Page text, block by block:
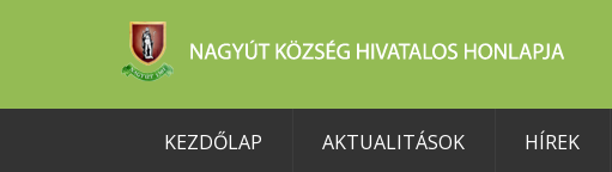
KEZDŐLAP AKTUALITÁSOK HÍREK